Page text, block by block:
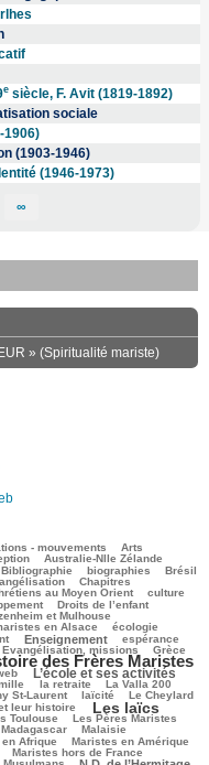
esiècle, F. Avit (1819-1892)
sociale
1906)
(1903-1946)
(1946-1973)
∞
» (Spiritualité mariste)
- mouvements Arts
Australie-Nlle Zélande
Bibliographie biographies Brésil
Chapitres
au Moyen Orient culture
Droits de l’enfant
et Mulhouse
en Alsace écologie
Enseignement espérance
Evangélisation, missions Grèce
des Frères Maristes
L’école et ses activités
la retraite La Valla 200
St-Laurent laïcité Le Cheylard
leur histoire Les laïcs
Toulouse Les Pères Maristes
Madagascar Malaisie
Afrique Maristes en Amérique
Maristes hors de France